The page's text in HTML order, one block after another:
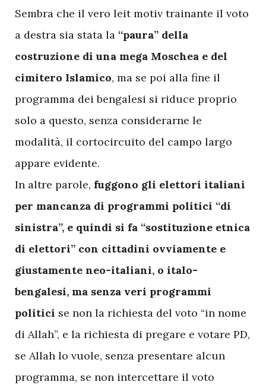
Sembra che il vero leit motiv trainante il voto
a destra sia stata la “paura” della
costruzione di una mega Moschea e del
cimitero Islamico, ma se poi alla fine il
programma dei bengalesi si riduce proprio
solo a questo, senza considerarne le
modalità, il cortocircuito del campo largo
appare evidente.
In altre parole, fuggono gli elettori italiani
per mancanza di programmi politici “di
sinistra”, e quindi si fa “sostituzione etnica
di elettori” con cittadini ovviamente e
giustamente neo-italiani, o italo-
bengalesi, ma senza veri programmi
politici se non la richiesta del voto “in nome
di Allah”, e la richiesta di pregare e votare PD,
se Allah lo vuole, senza presentare alcun
programma, se non intercettare il voto